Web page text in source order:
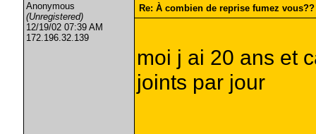
Anonymous
(Unregistered)
12/19/02 07:39 AM
172.196.32.139
Re: À combien de reprise fumez vous??
moi j ai 20 ans et
joints par jour